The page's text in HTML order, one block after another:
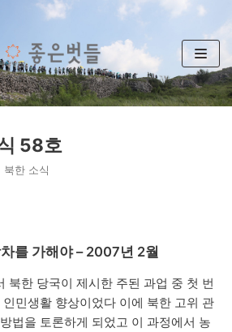
58호
북한 소식
를 가해야 – 2007년 2월
북한 당국이 제시한 주된 과업 중 첫 번
민생활 향상이었다 이에 북한 고위 관
법을 토론하게 되었고 이 과정에서 농